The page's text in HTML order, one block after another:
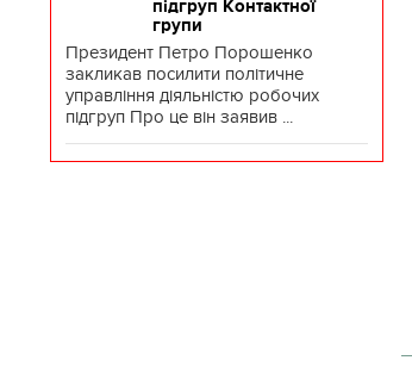
підгруп Контактної
групи
Президент Петро Порошенко
закликав посилити політичне
управління діяльністю робочих
підгруп Про це він заявив ...